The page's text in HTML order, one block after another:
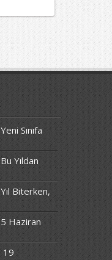
Sınıfa
Yıldan
Biterken,
Haziran
19